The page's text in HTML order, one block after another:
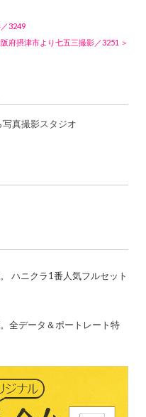
3249
府摂津市より七五三撮影／3251 ＞
真撮影スタジオ